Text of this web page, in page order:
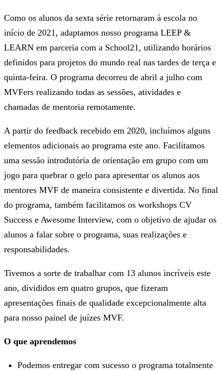
Como os alunos da sexta série retornaram à escola no
início de 2021, adaptamos nosso programa LEEP &
LEARN em parceria com a School21, utilizando horários
definidos para projetos do mundo real nas tardes de terça e
quinta-feira. O programa decorreu de abril a julho com
MVFers realizando todas as sessões, atividades e
chamadas de mentoria remotamente.
A partir do feedback recebido em 2020, incluímos alguns
elementos adicionais ao programa este ano. Facilitamos
uma sessão introdutória de orientação em grupo com um
jogo para quebrar o gelo para apresentar os alunos aos
mentores MVF de maneira consistente e divertida. No final
do programa, também facilitamos os workshops CV
Success e Awesome Interview, com o objetivo de ajudar os
alunos a falar sobre o programa, suas realizações e
responsabilidades.
Tivemos a sorte de trabalhar com 13 alunos incríveis este
ano, divididos em quatro grupos, que fizeram
apresentações finais de qualidade excepcionalmente alta
para nosso painel de juízes MVF.
O que aprendemos
Podemos entregar com sucesso o programa totalmente